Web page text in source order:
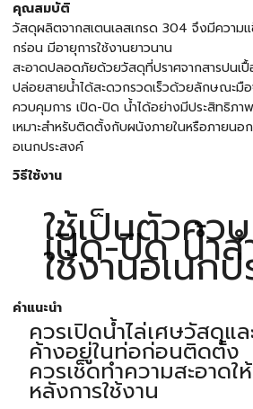
คุณสมบัติ
วัสดุผลิตจากสเตนเลสเกรด 304 จึงมีความ
กร่อน มีอายุการใช้งานยาวนาน
สะอาดปลอดภัยด้วยวัสดุที่ปราศจากสารปนเปื้
ปล่อยสายน้ำได้สะดวกรวดเร็วด้วยลักษณะมื
ควบคุมการ เปิด-ปิด น้ำได้อย่างมีประสิทธิภา
เหมาะสำหรับติดตั้งกับผนังภายในหรือภายนอก
อเนกประสงค์
วิธีใช้งาน
ใช้เป็นตัวคว
เปิด-ปิด น้ำส
ใช้งานอเนก
คำแนะนำ
ควรเปิดน้ำไล่เศษวัสดุแ
ค้างอยู่ในท่อก่อนติดตั้ง
ควรเช็ดทำความสะอาด
หลังการใช้งาน